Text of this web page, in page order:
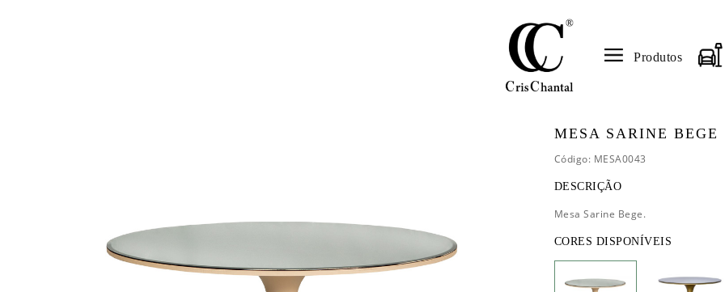
Produtos
MESA SARINE BEGE
Código: MESA0043
DESCRIÇÃO
Mesa Sarine Bege.
CORES DISPONÍVEIS